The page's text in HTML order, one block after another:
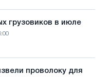
грузовиков в июле
проволоку для